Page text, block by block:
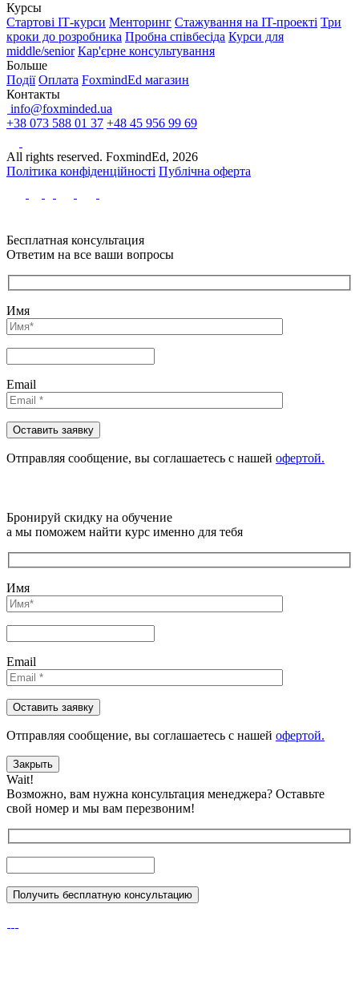
Курсы
Стартові IТ-курси Менторинг Стажування на IT-проекті Три
кроки до розробника Пробна співбесіда Курси для
middle/senior Кар'єрне консультування
Больше
Події Оплата FoxmindEd магазин
Контакты
info@foxminded.ua
+38 073 588 01 37 +48 45 956 99 69
All rights reserved. FoxmindEd, 2026
Політика конфіденційності Публічна оферта
Бесплатная консультация
Ответим на все ваши вопросы
Имя
Email
Отправляя сообщениe, вы соглашаетесь с нашей офертой.
Бронируй скидку на обучение
а мы поможем найти курс именно для тебя
Имя
Email
Отправляя сообщениe, вы соглашаетесь с нашей офертой.
Закрыть
Wait!
Возможно, вам нужна консультация менеджера? Оставьте
свой номер и мы вам перезвоним!